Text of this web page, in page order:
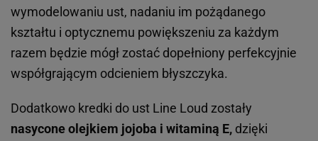
wymodelowaniu ust, nadaniu im pożądanego
kształtu i optycznemu powiększeniu za każdym
razem będzie mógł zostać dopełniony perfekcyjnie
współgrającym odcieniem błyszczyka.
Dodatkowo kredki do ust Line Loud zostały
nasycone olejkiem jojoba i witaminą E, dzięki